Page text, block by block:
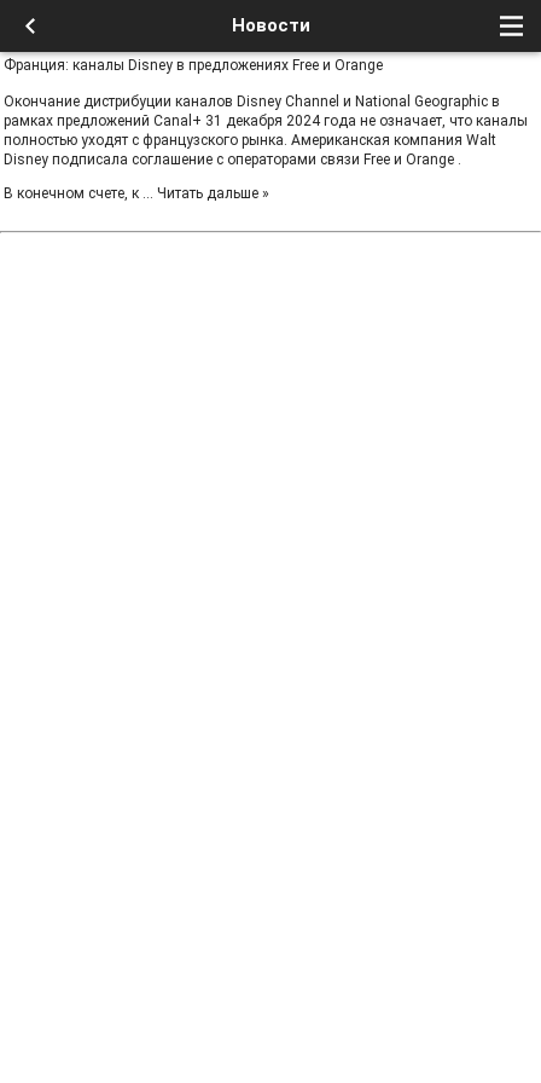
Новости
Франция: каналы Disney в предложениях Free и Orange
Окончание дистрибуции каналов Disney Channel и National Geographic в
рамках предложений Canal+ 31 декабря 2024 года не означает, что каналы
полностью уходят с французского рынка. Американская компания Walt
Disney подписала соглашение с операторами связи Free и Orange .
В конечном счете, к ... Читать дальше »